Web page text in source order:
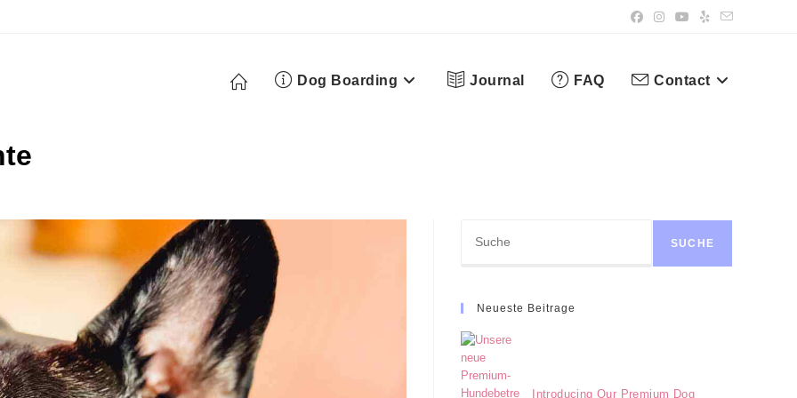
Dog Boarding Journal FAQ Contact
SUCHE
Neueste Beitrage
Introducing Our Premium Dog